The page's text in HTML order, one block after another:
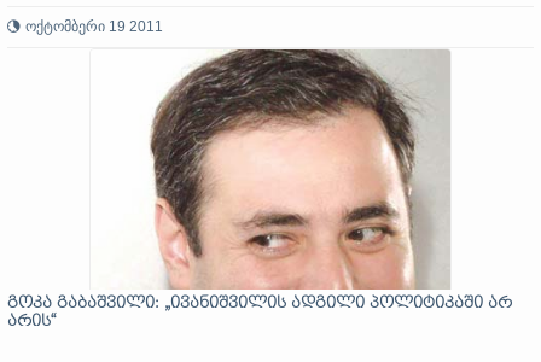
ოქტომბერი 19 2011
გოკა გაბაშვილი: „ივანიშვილის ადგილი პოლიტიკაში არ
არის“